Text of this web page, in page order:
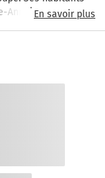
Annaises. La
Sainte-Anne est
grande ville aux
très prisées des
accueille
En savoir plus